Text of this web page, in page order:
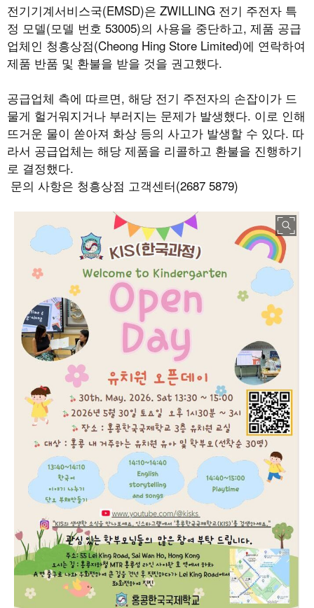
전기기계서비스국(EMSD)은 ZWILLING 전기 주전자 특
정 모델(모델 번호 53005)의 사용을 중단하고, 제품 공급
업체인 청흥상점(Cheong Hing Store Limited)에 연락하여
제품 반품 및 환불을 받을 것을 권고했다.
공급업체 측에 따르면, 해당 전기 주전자의 손잡이가 드
물게 헐거워지거나 부러지는 문제가 발생했다. 이로 인해
뜨거운 물이 쏟아져 화상 등의 사고가 발생할 수 있다. 따
라서 공급업체는 해당 제품을 리콜하고 환불을 진행하기
로 결정했다.
문의 사항은 청흥상점 고객센터(2687 5879)